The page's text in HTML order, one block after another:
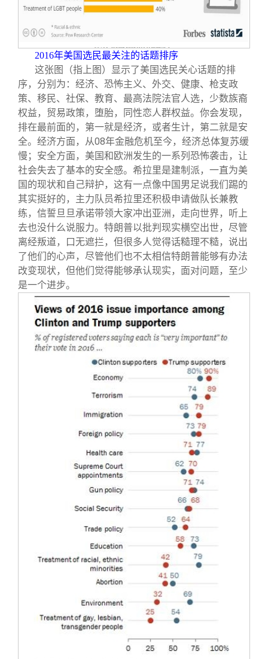
2016年美国选民最关注的话题排序
这张图（指上图）显示了美国选民关心话题的排
序，分别为：经济、恐怖主义、外交、健康、枪支政
策、移民、社保、教育、最高法院法官人选，少数族裔
权益，贸易政策，堕胎，同性恋人群权益。你会发现，
排在最前面的，第一就是经济，或者生计，第二就是安
全。经济方面，从08年金融危机至今，经济总体复苏缓
慢；安全方面，美国和欧洲发生的一系列恐怖袭击，让
社会失去了基本的安全感。希拉里是建制派，一直为美
国的现状和自己辩护，这有一点像中国男足说我们踢的
其实挺好的，主力队员希拉里还积极申请做队长兼教
练，信誓旦旦承诺带领大家冲出亚洲，走向世界，听上
去也没什么说服力。特朗普以批判现实横空出世，尽管
离经叛道，口无遮拦，但很多人觉得话糙理不糙，说出
了他们的心声，尽管他们也不太相信特朗普能够有办法
改变现状，但他们觉得能够承认现实，面对问题，至少
是一个进步。